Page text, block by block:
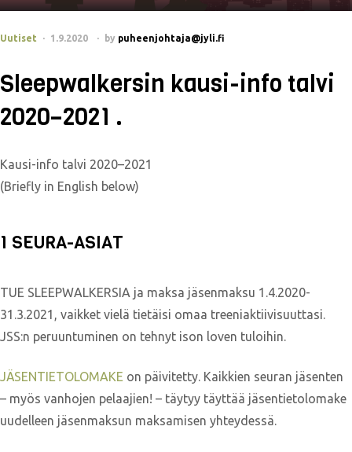
Uutiset 1.9.2020 by puheenjohtaja@jyli.fi
Sleepwalkersin kausi-info talvi
2020–2021 .
Kausi-info talvi 2020–2021
(Briefly in English below)
1 SEURA-ASIAT
TUE SLEEPWALKERSIA ja maksa jäsenmaksu 1.4.2020-
31.3.2021, vaikket vielä tietäisi omaa treeniaktiivisuuttasi.
JSS:n peruuntuminen on tehnyt ison loven tuloihin.
JÄSENTIETOLOMAKE on päivitetty. Kaikkien seuran jäsenten
– myös vanhojen pelaajien! – täytyy täyttää jäsentietolomake
uudelleen jäsenmaksun maksamisen yhteydessä.